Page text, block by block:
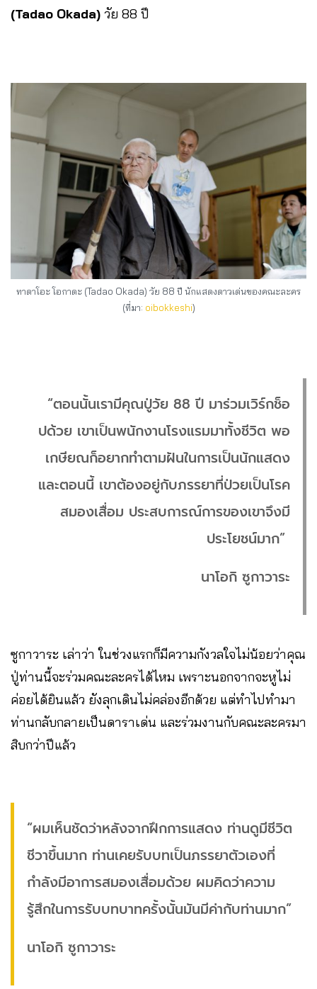
(Tadao Okada) วัย 88 ปี
ทาดาโอะ โอกาดะ (Tadao Okada) วัย 88 ปี นักแสดงดาวเด่นของคณะละคร
(ที่มา: oibokkeshi)
“ตอนนั้นเรามีคุณปู่วัย 88 ปี มาร่วมเวิร์กช็อ
ปด้วย เขาเป็นพนักงานโรงแรมมาทั้งชีวิต พอ
เกษียณก็อยากทำตามฝันในการเป็นนักแสดง
และตอนนี้ เขาต้องอยู่กับภรรยาที่ป่วยเป็นโรค
สมองเสื่อม ประสบการณ์การของเขาจึงมี
ประโยชน์มาก”
นาโอกิ ซูกาวาระ
ซูกาวาระ เล่าว่า ในช่วงแรกก็มีความกังวลใจไม่น้อยว่าคุณ
ปู่ท่านนี้จะร่วมคณะละครได้ไหม เพราะนอกจากจะหูไม่
ค่อยได้ยินแล้ว ยังลุกเดินไม่คล่องอีกด้วย แต่ทำไปทำมา
ท่านกลับกลายเป็นดาราเด่น และร่วมงานกับคณะละครมา
สิบกว่าปีแล้ว
“ผมเห็นชัดว่าหลังจากฝึกการแสดง ท่านดูมีชีวิต
ชีวาขึ้นมาก ท่านเคยรับบทเป็นภรรยาตัวเองที่
กำลังมีอาการสมองเสื่อมด้วย ผมคิดว่าความ
รู้สึกในการรับบทบาทครั้งนั้นมันมีค่ากับท่านมาก”
นาโอกิ ซูกาวาระ